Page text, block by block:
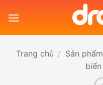
qua
Trang chủ / Sản phẩm
biến